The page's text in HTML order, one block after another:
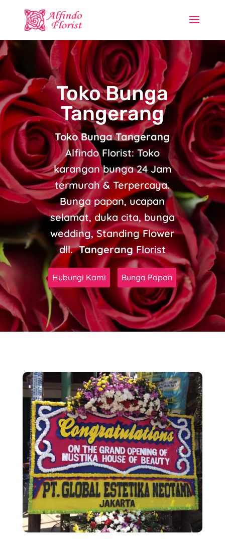
Toko Bunga
Tangerang
Toko Bunga Tangerang
Alfindo Florist: Toko
karangan bunga 24 Jam
termurah & Terpercaya.
Bunga papan, ucapan
selamat, duka cita, bunga
wedding, Standing Flower
dll.TangerangFlorist
Hubungi Kami Bunga Papan